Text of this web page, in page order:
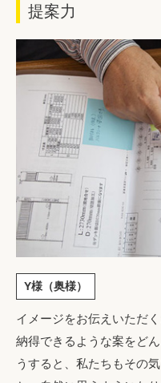
提案力
Y様（奥様）
イメージをお伝えいただ
納得できるような案をど
うすると、私たちもその